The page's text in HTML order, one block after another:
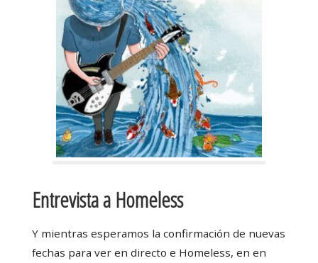
Entrevista a Homeless
Y mientras esperamos la confirmación de nuevas
fechas para ver en directo e Homeless, en en